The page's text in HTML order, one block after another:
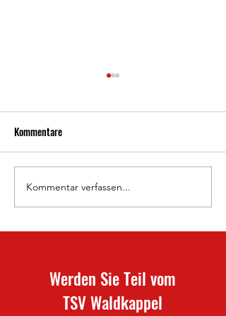
Kommentare
Kommentar verfassen...
Werden Sie Teil vom
TSV Waldkappel